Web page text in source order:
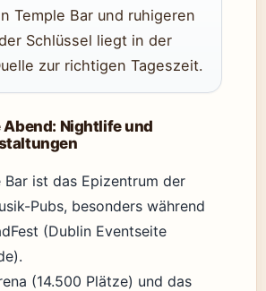
Temple Bar und ruhigeren
Schlüssel liegt in der
zur richtigen Tageszeit.
Abend: Nightlife und
Bar ist das Epizentrum der
Pubs, besonders während
(Dublin Eventseite
(14.500 Plätze) und das